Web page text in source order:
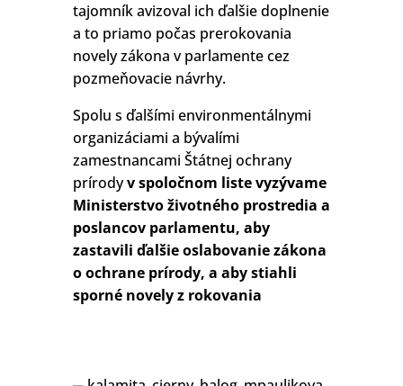
tajomník avizoval ich ďalšie doplnenie
a to priamo počas prerokovania
novely zákona v parlamente cez
pozmeňovacie návrhy.
Spolu s ďalšími environmentálnymi
organizáciami a bývalími
zamestnancami Štátnej ochrany
prírodyv spoločnom liste vyzývame
Ministerstvo životného prostredia a
poslancov parlamentu, aby
zastavili ďalšie oslabovanie zákona
o ochrane prírody, a aby stiahli
sporné novely z rokovania